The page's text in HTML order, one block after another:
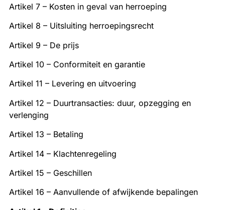
Artikel 7 – Kosten in geval van herroeping
Artikel 8 – Uitsluiting herroepingsrecht
Artikel 9 – De prijs
Artikel 10 – Conformiteit en garantie
Artikel 11 – Levering en uitvoering
Artikel 12 – Duurtransacties: duur, opzegging en
verlenging
Artikel 13 – Betaling
Artikel 14 – Klachtenregeling
Artikel 15 – Geschillen
Artikel 16 – Aanvullende of afwijkende bepalingen